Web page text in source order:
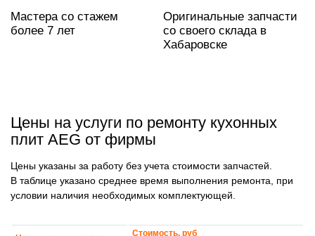
Мастера со стажем
более 7 лет
Оригинальные запчасти
со своего склада в
Хабаровске
Цены на услуги по ремонту кухонных
плит AEG от фирмы
Цены указаны за работу без учета стоимости запчастей.
В таблице указано среднее время выполнения ремонта, при
условии наличия необходимых комплектующей.
Стоимость, руб